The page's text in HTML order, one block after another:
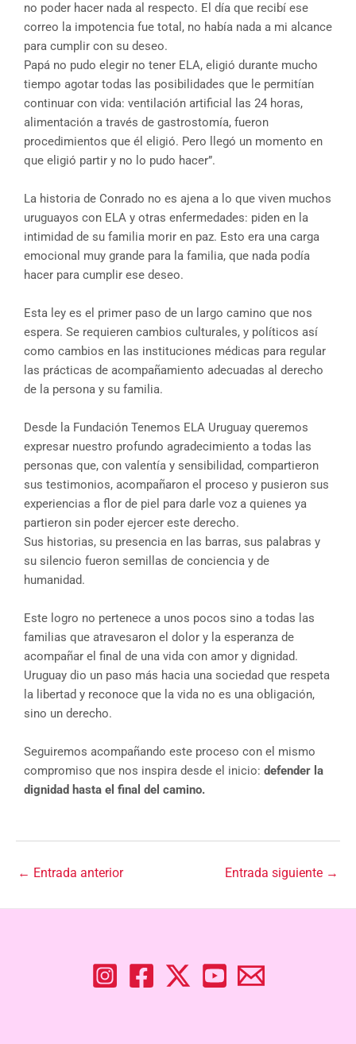
no poder hacer nada al respecto. El día que recibí ese
correo la impotencia fue total, no había nada a mi alcance
para cumplir con su deseo.
Papá no pudo elegir no tener ELA, eligió durante mucho
tiempo agotar todas las posibilidades que le permitían
continuar con vida: ventilación artificial las 24 horas,
alimentación a través de gastrostomía, fueron
procedimientos que él eligió. Pero llegó un momento en
que eligió partir y no lo pudo hacer”.
La historia de Conrado no es ajena a lo que viven muchos
uruguayos con ELA y otras enfermedades: piden en la
intimidad de su familia morir en paz. Esto era una carga
emocional muy grande para la familia, que nada podía
hacer para cumplir ese deseo.
Esta ley es el primer paso de un largo camino que nos
espera. Se requieren cambios culturales, y políticos así
como cambios en las instituciones médicas para regular
las prácticas de acompañamiento adecuadas al derecho
de la persona y su familia.
Desde la Fundación Tenemos ELA Uruguay queremos
expresar nuestro profundo agradecimiento a todas las
personas que, con valentía y sensibilidad, compartieron
sus testimonios, acompañaron el proceso y pusieron sus
experiencias a flor de piel para darle voz a quienes ya
partieron sin poder ejercer este derecho.
Sus historias, su presencia en las barras, sus palabras y
su silencio fueron semillas de conciencia y de
humanidad.
Este logro no pertenece a unos pocos sino a todas las
familias que atravesaron el dolor y la esperanza de
acompañar el final de una vida con amor y dignidad.
Uruguay dio un paso más hacia una sociedad que respeta
la libertad y reconoce que la vida no es una obligación,
sino un derecho.
Seguiremos acompañando este proceso con el mismo
compromiso que nos inspira desde el inicio: defender la
dignidad hasta el final del camino.
← Entrada anterior Entrada siguiente →